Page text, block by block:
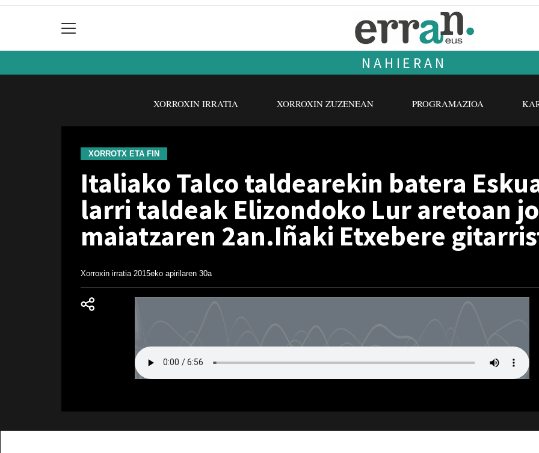
NAHIERAN
XORROXIN IRRATIA XORROXIN ZUZENEAN PROGRAMAZIOA
XORROTX ETA FIN
Italiako Talco taldearekin batera
larri taldeak Elizondoko Lur aretoan
maiatzaren 2an.Iñaki Etxebere
Xorroxin irratia 2015eko apirilaren 30a